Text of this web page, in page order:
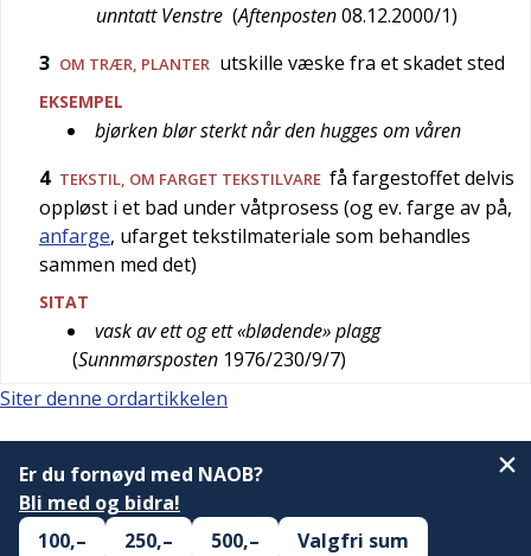
unntatt Venstre (Aftenposten08.12.2000/1)
3 OM TRÆR, PLANTER utskille væske fra et skadet sted
EKSEMPEL
bjørken blør sterkt når den hugges om våren
4 TEKSTIL, OM FARGET TEKSTILVARE få fargestoffet delvis
oppløst i et bad under våtprosess (og ev. farge av på,
anfarge, ufarget tekstilmateriale som behandles
sammen med det)
SITAT
vask av ett og ett «blødende» plagg
(Sunnmørsposten 1976/230/9/7)
Siter denne ordartikkelen
Er du fornøyd med NAOB?
Bli med og bidra!
100,–
250,– 500,– Valgfri sum